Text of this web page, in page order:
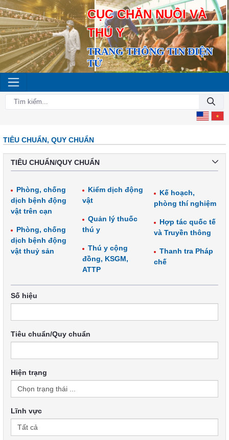
CỤC CHĂN NUÔI VÀ
THÚ Y
TRANG THÔNG TIN ĐIỆN
TỬ
TIÊU CHUẨN, QUY CHUẨN
TIÊU CHUẨN/QUY CHUẨN
Phòng, chống
dịch bệnh động
vật trên cạn
Phòng, chống
dịch bệnh động
vật thuỷ sản
Kiểm dịch động
vật
Quản lý thuốc
thú y
Thú y cộng
đồng, KSGM,
ATTP
Kế hoạch,
phòng thí nghiệm
Hợp tác quốc tế
và Truyền thông
Thanh tra Pháp
chế
Số hiệu
Tiêu chuẩn/Quy chuẩn
Hiện trạng
Lĩnh vực